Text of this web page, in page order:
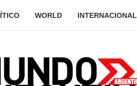
WORLD INTERNACIONAL